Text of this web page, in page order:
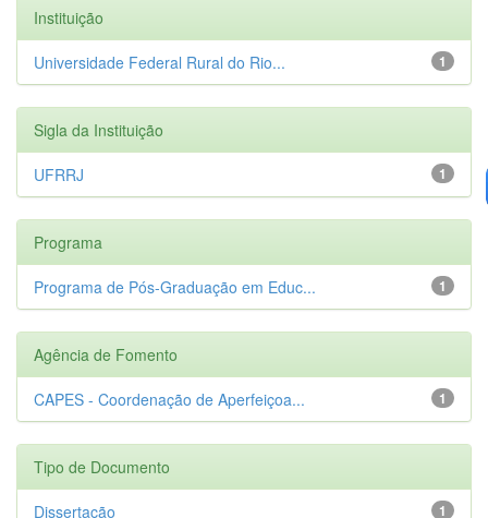
Instituição
1
Universidade Federal Rural do Rio...
Sigla da Instituição
1
UFRRJ
Programa
1
Programa de Pós-Graduação em Educ...
Agência de Fomento
1
CAPES - Coordenação de Aperfeiçoa...
Tipo de Documento
1
Dissertação